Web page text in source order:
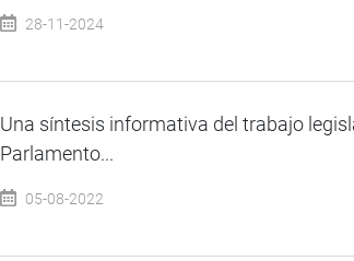
28-11-2024
Una síntesis informativa del trabajo
Parlamento...
05-08-2022